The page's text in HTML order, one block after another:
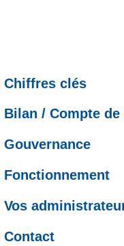
Chiffres clés
Bilan / Compte
Gouvernance
Fonctionnement
Vos
Contact